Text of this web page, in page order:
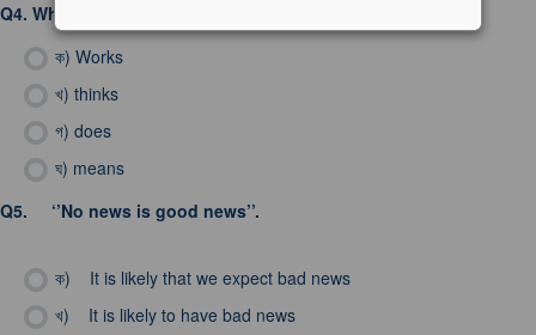
Q4. What is the last word of the proverb-
ক) Works
খ) thinks
গ) does
ঘ) means
Q5.
‘’No news is good news’’.
ক)
It is likely that we expect bad news
খ)
It is likely to have bad news